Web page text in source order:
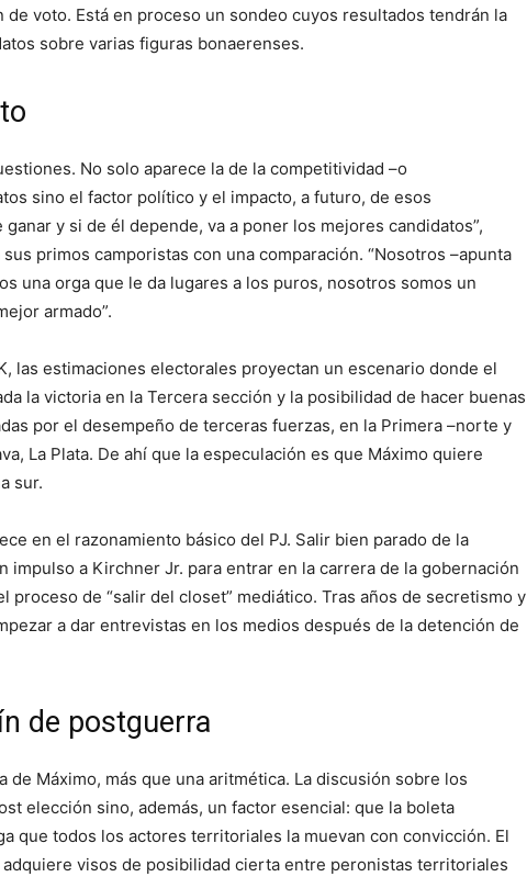
voto. Está en proceso un sondeo cuyos resultados tendrán la
sobre varias figuras bonaerenses.
No solo aparece la de la competitividad –o
sino el factor político y el impacto, a futuro, de esos
y si de él depende, va a poner los mejores candidatos”,
primos camporistas con una comparación. “Nosotros –apunta
una orga que le da lugares a los puros, nosotros somos un
armado”.
las estimaciones electorales proyectan un escenario donde el
la victoria en la Tercera sección y la posibilidad de hacer buenas
por el desempeño de terceras fuerzas, en la Primera –norte y
La Plata. De ahí que la especulación es que Máximo quiere
sur.
en el razonamiento básico del PJ. Salir bien parado de la
impulso a Kirchner Jr. para entrar en la carrera de la gobernación
proceso de “salir del closet” mediático. Tras años de secretismo y
a dar entrevistas en los medios después de la detención de
de postguerra
de Máximo, más que una aritmética. La discusión sobre los
elección sino, además, un factor esencial: que la boleta
que todos los actores territoriales la muevan con convicción. El
visos de posibilidad cierta entre peronistas territoriales